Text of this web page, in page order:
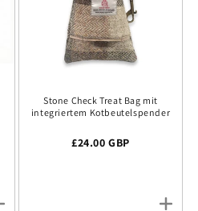
Stone Check Treat Bag mit
integriertem Kotbeutelspender
Regulärer Preis
£24.00 GBP